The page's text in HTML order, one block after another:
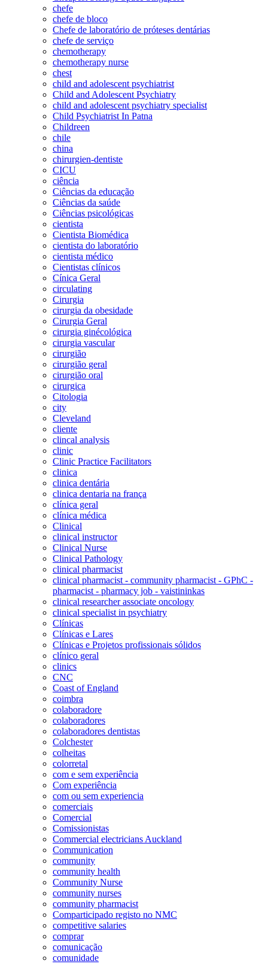
chefe
chefe de bloco
Chefe de laboratório de próteses dentárias
chefe de serviço
chemotherapy
chemotherapy nurse
chest
child and adolescent psychiatrist
Child and Adolescent Psychiatry
child and adolescent psychiatry specialist
Child Psychiatrist In Patna
Childreen
chile
china
chirurgien-dentiste
CICU
ciência
Ciências da educação
Ciências da saúde
Ciências psicológicas
cientista
Cientista Biomédica
cientista do laboratório
cientista médico
Cientistas clínicos
Cínica Geral
circulating
Cirurgia
cirurgia da obesidade
Cirurgia Geral
cirurgia ginécológica
cirurgia vascular
cirurgião
cirurgião geral
cirurgião oral
cirurgica
Citologia
city
Cleveland
cliente
clincal analysis
clinic
Clinic Practice Facilitators
clinica
clinica dentária
clinica dentaria na frança
clínica geral
clínica médica
Clinical
clinical instructor
Clinical Nurse
Clinical Pathology
clinical pharmacist
clinical pharmacist - community pharmacist - GPhC -
pharmacist - pharmacy job - vaistininkas
clinical researcher associate oncology
clinical specialist in psychiatry
Clínicas
Clínicas e Lares
Clínicas e Projetos profissionais sólidos
clínico geral
clinics
CNC
Coast of England
coimbra
colaboradore
colaboradores
colaboradores dentistas
Colchester
colheitas
colorretal
com e sem experiência
Com experiência
com ou sem experiencia
comerciais
Comercial
Comissionistas
Commercial electricians Auckland
Communication
community
community health
Community Nurse
community nurses
community pharmacist
Comparticipado registo no NMC
competitive salaries
comprar
comunicação
comunidade